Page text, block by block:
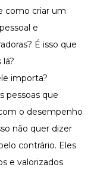
como criar um
e
É isso que
importa?
pessoas que
o desempenho
não quer dizer
contrário. Eles
e valorizados